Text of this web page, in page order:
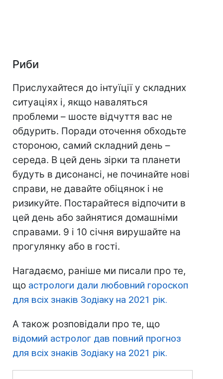
Риби
Прислухайтеся до інтуїції у складних
ситуаціях і, якщо наваляться
проблеми – шосте відчуття вас не
обдурить. Поради оточення обходьте
стороною, самий складний день –
середа. В цей день зірки та планети
будуть в дисонансі, не починайте нові
справи, не давайте обіцянок і не
ризикуйте. Постарайтеся відпочити в
цей день або зайнятися домашніми
справами. 9 і 10 січня вирушайте на
прогулянку або в гості.
Нагадаємо, раніше ми писали про те,
що астрологи дали любовний гороскоп
для всіх знаків Зодіаку на 2021 рік.
А також розповідали про те, що
відомий астролог дав повний прогноз
для всіх знаків Зодіаку на 2021 рік.